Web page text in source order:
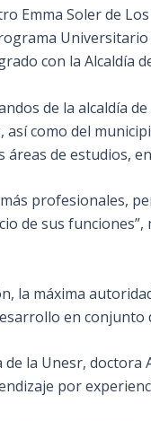
Emma Soler de
con la Alcaldía
de la alcaldía
así como del
de estudios,
profesionales,
de sus
la máxima
en conjunto
la Unesr, doctora
por